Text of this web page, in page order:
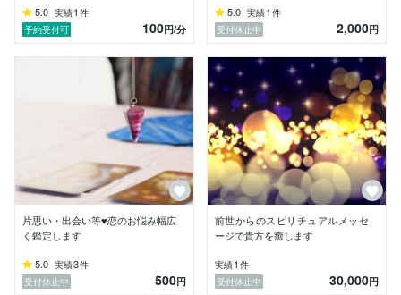
潜在意識の深い部分にダイブし、あなたからのメッセー
ジをお相手に送念いたします
この鑑定は、潜在意識を活用したエネルギーワーク。
もちろん魔法ではありませんが、潜在意識を通じて思念
伝達することでシンクロニシティと呼ばれる不思議な経
験をすることは多々あります
このエネルギーワークはとても力強いので
ポジティブなパワーであなたのお役に立てればと思いま
【タロット・霊視】
タロットと相性抜群。霊視を用いてカードを深く読み取
どんな恋も偏見なく鑑定いたします。お悩みご相談くだ
さい☆
5.0 実績1 件
予約受付可
100円/分
5.0 実績1 件
受付休止中
2,000円
片思い・出会い等♥恋のお悩み幅広
く鑑定します
5.0 実績3件
受付休止中
500円
前世からのスピリチュアルメッセ
ージで貴方を癒します
実績1 件
受付休止中
30,000円